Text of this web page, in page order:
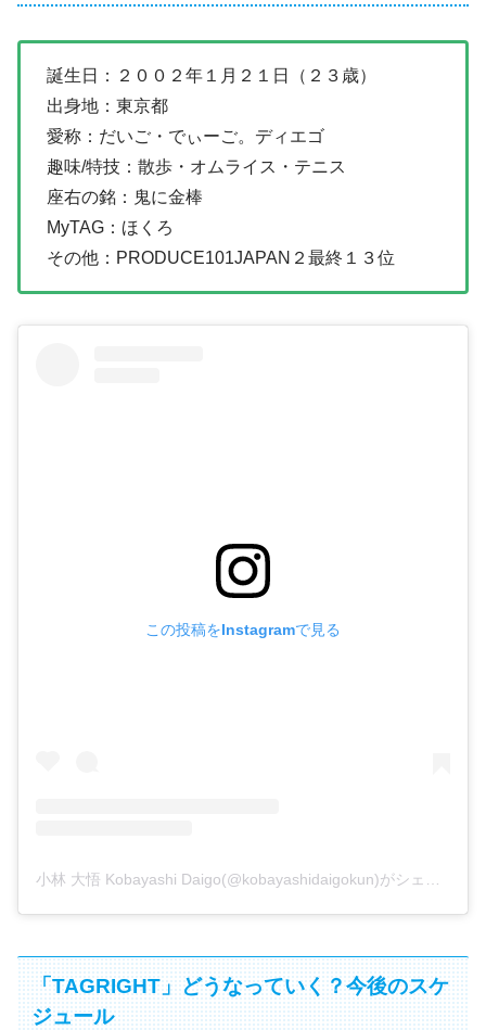
誕生日：２００２年１月２１日（２３歳）
出身地：東京都
愛称：だいご・でぃーご。ディエゴ
趣味/特技：散歩・オムライス・テニス
座右の銘：鬼に金棒
MyTAG：ほくろ
その他：PRODUCE101JAPAN２最終１３位
この投稿をInstagramで見る
小林 大悟 Kobayashi Daigo(@kobayashidaigokun)がシェアした投稿
「TAGRIGHT」どうなっていく？今後のスケ
ジュール